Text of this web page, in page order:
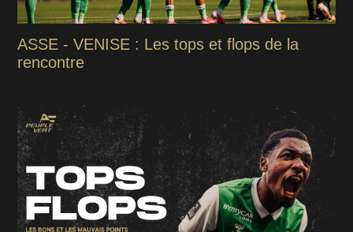
ASSE - VENISE : Les tops et flops de la
rencontre